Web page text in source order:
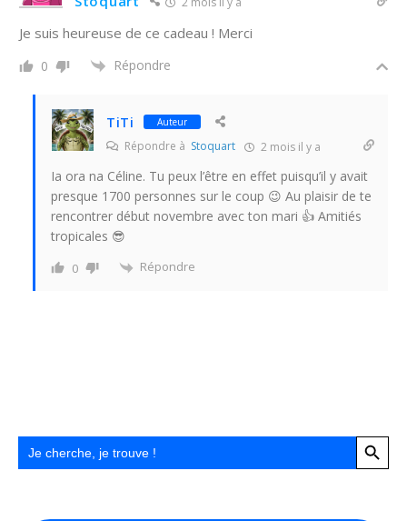
Je suis heureuse de ce cadeau ! Merci
0 Répondre
TiTi Auteur
Répondre à Stoquart 2 mois il y a
Ia ora na Céline. Tu peux l’être en effet puisqu’il y avait
presque 1700 personnes sur le coup 😉 Au plaisir de te
rencontrer début novembre avec ton mari 👍 Amitiés
tropicales 😎
0 Répondre
Search
for:
Search Button